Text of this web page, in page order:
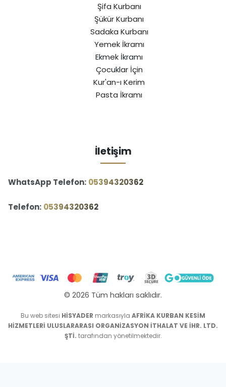
Şifa Kurbanı
Şükür Kurbanı
Sadaka Kurbanı
Yemek İkramı
Ekmek İkramı
Çocuklar İçin
Kur'an-ı Kerim
Pasta İkramı
İletişim
WhatsApp Telefon: ‪05394320362‬
Telefon: ‪05394320362‬
© 2026 Tüm hakları saklıdır.
Bu web sitesi HİSYADER markasıyla AFRİKA KURBAN KESİM
HİZMETLERİ ULUSLARARASI ORGANİZASYON İTHALAT VE İHR. LTD.
ŞTİ. tarafından yönetilmektedir.